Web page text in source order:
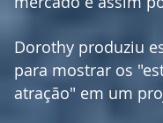
Dorothy produziu
para mostrar os
atração" em um